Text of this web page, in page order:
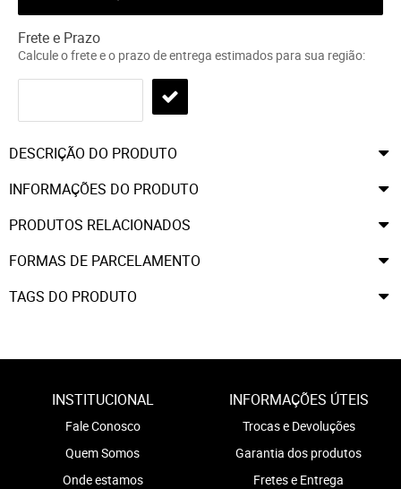
Frete e Prazo
Calcule o frete e o prazo de entrega estimados para sua região:
DESCRIÇÃO DO PRODUTO
INFORMAÇÕES DO PRODUTO
PRODUTOS RELACIONADOS
FORMAS DE PARCELAMENTO
TAGS DO PRODUTO
INSTITUCIONAL
Fale Conosco
Quem Somos
Onde estamos
INFORMAÇÕES ÚTEIS
Trocas e Devoluções
Garantia dos produtos
Fretes e Entrega